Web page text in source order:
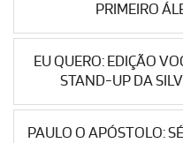
PRIMEIRO
EU QUERO: EDIÇÃO
STAND-UP DA
PAULO O APÓSTOLO: